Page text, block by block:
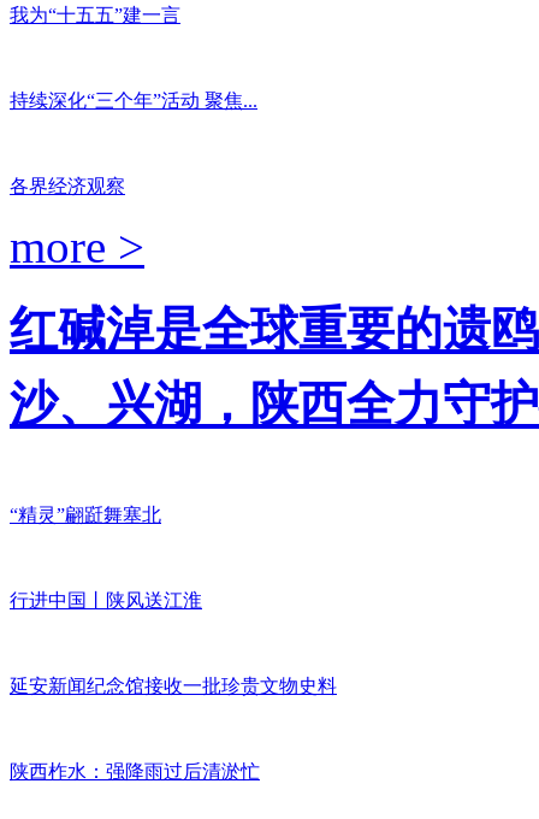
我为“十五五”建一言
持续深化“三个年”活动 聚焦...
各界经济观察
more >
红碱淖是全球重要的遗
沙、兴湖，陕西全力守
“精灵”翩跹舞塞北
行进中国丨陕风送江淮
延安新闻纪念馆接收一批珍贵文物史料
陕西柞水：强降雨过后清淤忙